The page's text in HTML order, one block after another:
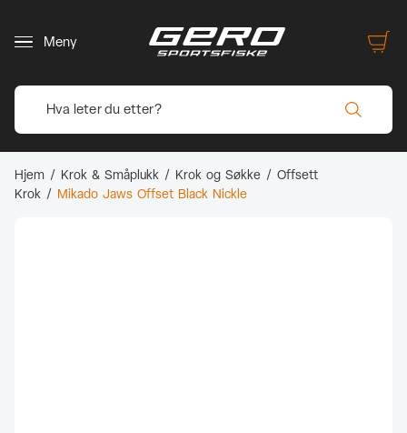
Meny
Hjem / Krok & Småplukk / Krok og Søkke / Offsett
Krok / Mikado Jaws Offset Black Nickle